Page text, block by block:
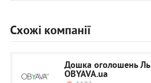
Схожі компанії
Дошка оголошень
OBYAVA.ua